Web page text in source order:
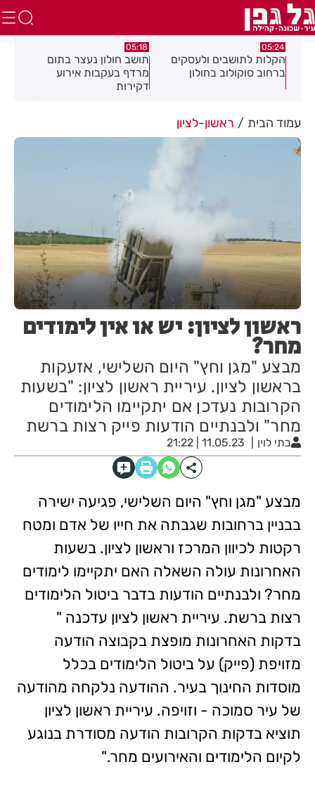
05:24
הקלות לתושבים ולעסקים
ברחוב סוקולוב בחולון
05:18
תושב חולון נעצר בתום
מרדף בעקבות אירוע
דקירות
עמוד הבית ראשון-לציון
ראשון לציון: יש או אין לימודים
מחר?
מבצע "מגן וחץ" היום השלישי, אזעקות
בראשון לציון. עיריית ראשון לציון: "בשעות
הקרובות נעדכן אם יתקיימו הלימודים
מחר" ולבנתיים הודעות פייק רצות ברשת
בתי לוין 11.05.23 | 21:22
מבצע "מגן וחץ" היום השלישי, פגיעה ישירה
בבניין ברחובות שגבתה את חייו של אדם ומטח
רקטות לכיוון המרכז וראשון לציון. בשעות
האחרונות עולה השאלה האם יתקיימו לימודים
מחר? ולבנתיים הודעות בדבר ביטול הלימודים
רצות ברשת. עיריית ראשון לציון עדכנה "
בדקות האחרונות מופצת בקבוצה הודעה
מזויפת (פייק) על ביטול הלימודים בכלל
מוסדות החינוך בעיר. ההודעה נלקחה מהודעה
של עיר סמוכה - וזויפה. עיריית ראשון לציון
תוציא בדקות הקרובות הודעה מסודרת בנוגע
לקיום הלימודים והאירועים מחר."